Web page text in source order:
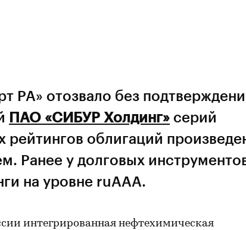
РА» отозвало без
ПАО «СИБУР Холдинг» серий
облигаций
Ранее у долговых
на уровне ruAAA.
интегрированная нефтехимическая